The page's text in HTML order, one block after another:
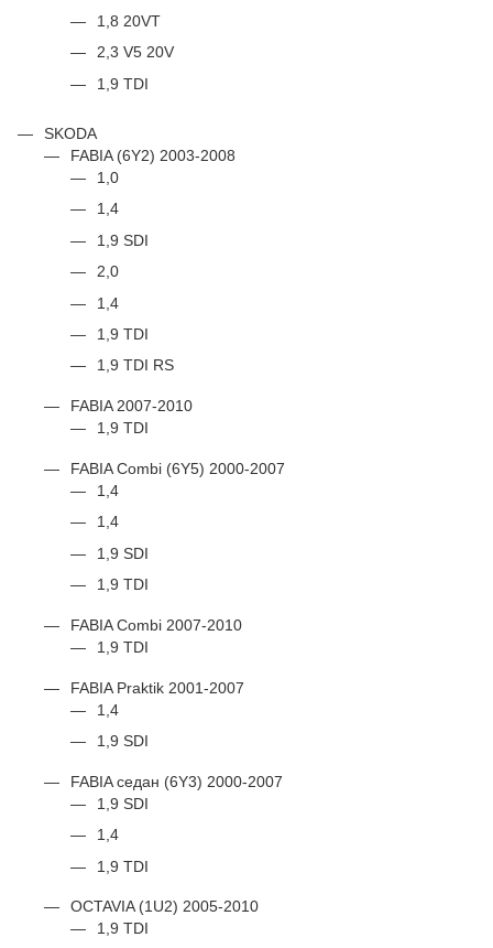
1,8 20VT
2,3 V5 20V
1,9 TDI
SKODA
FABIA (6Y2) 2003-2008
1,0
1,4
1,9 SDI
2,0
1,4
1,9 TDI
1,9 TDI RS
FABIA 2007-2010
1,9 TDI
FABIA Combi (6Y5) 2000-2007
1,4
1,4
1,9 SDI
1,9 TDI
FABIA Combi 2007-2010
1,9 TDI
FABIA Praktik 2001-2007
1,4
1,9 SDI
FABIA седан (6Y3) 2000-2007
1,9 SDI
1,4
1,9 TDI
OCTAVIA (1U2) 2005-2010
1,9 TDI